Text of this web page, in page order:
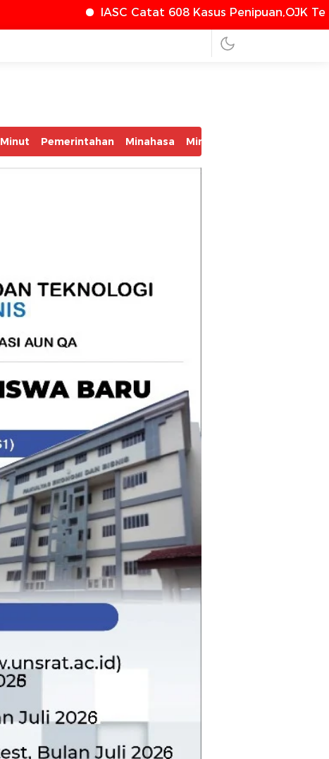
IASC Catat 608 Kasus Penipuan,OJK Terus Perkuat
Minut Pemerintahan Minahasa Minsel